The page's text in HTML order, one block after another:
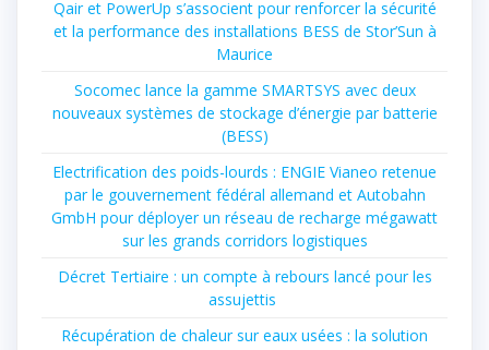
Qair et PowerUp s’associent pour renforcer la sécurité
et la performance des installations BESS de Stor’Sun à
Maurice
Socomec lance la gamme SMARTSYS avec deux
nouveaux systèmes de stockage d’énergie par batterie
(BESS)
Electrification des poids-lourds : ENGIE Vianeo retenue
par le gouvernement fédéral allemand et Autobahn
GmbH pour déployer un réseau de recharge mégawatt
sur les grands corridors logistiques
Décret Tertiaire : un compte à rebours lancé pour les
assujettis
Récupération de chaleur sur eaux usées : la solution